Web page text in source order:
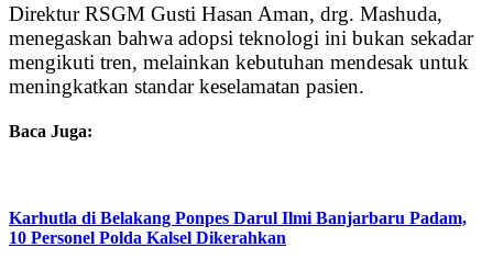
Direktur RSGM Gusti Hasan Aman, drg. Mashuda,
menegaskan bahwa adopsi teknologi ini bukan sekadar
mengikuti tren, melainkan kebutuhan mendesak untuk
meningkatkan standar keselamatan pasien.
Baca Juga:
Karhutla di Belakang Ponpes Darul Ilmi Banjarbaru Padam,
10 Personel Polda Kalsel Dikerahkan